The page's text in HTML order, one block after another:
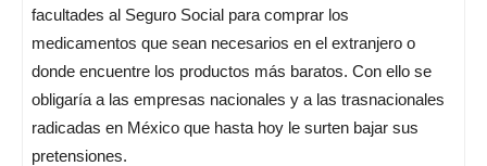
facultades al Seguro Social para comprar los
medicamentos que sean necesarios en el extranjero o
donde encuentre los productos más baratos. Con ello se
obligaría a las empresas nacionales y a las trasnacionales
radicadas en México que hasta hoy le surten bajar sus
pretensiones.